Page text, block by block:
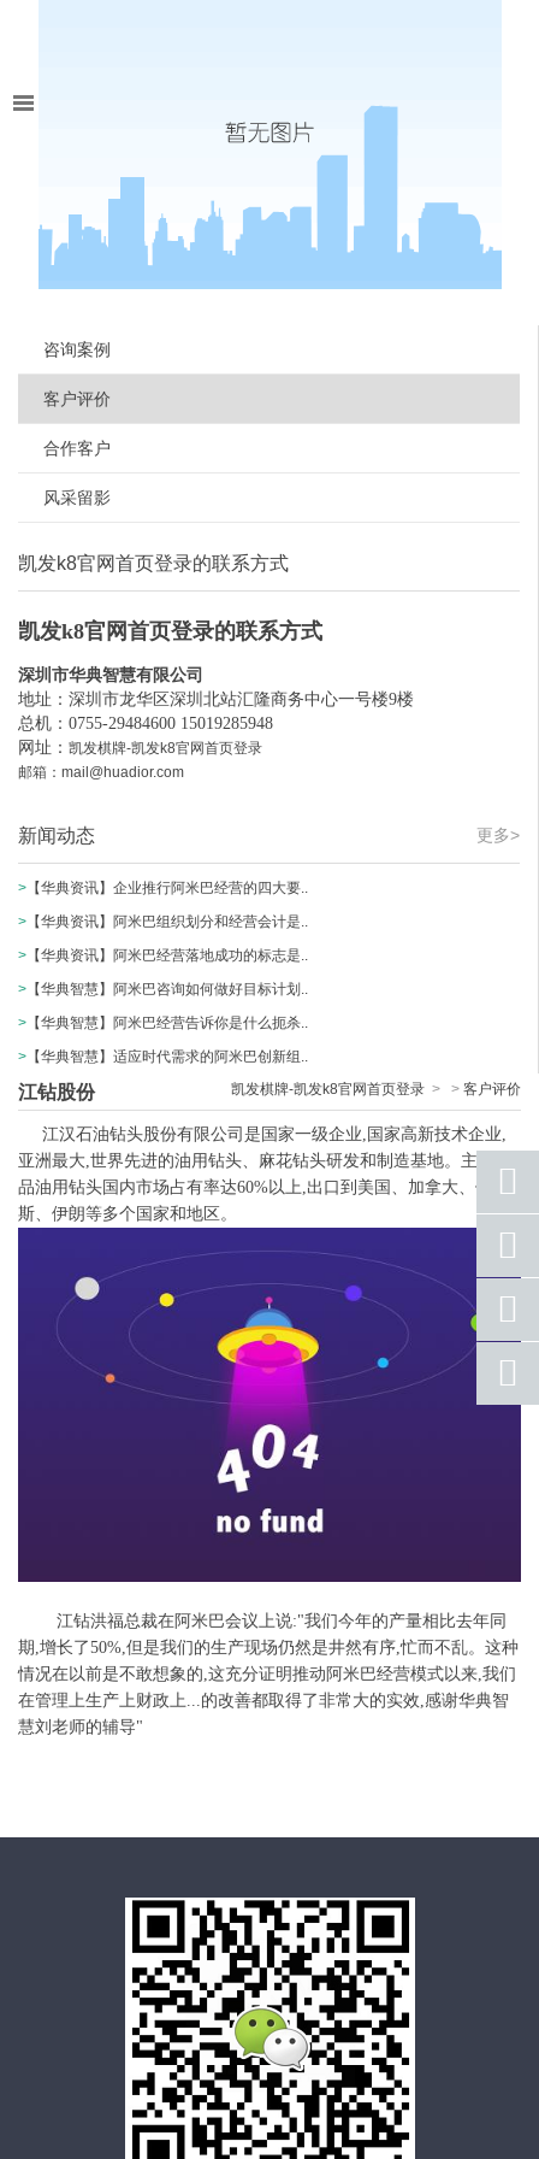
咨询案例
客户评价
合作客户
风采留影
凯发k8官网首页登录的联系方式
凯发k8官网首页登录的联系方式
深圳市华典智慧有限公司
地址：深圳市龙华区深圳北站汇隆商务中心一号楼9楼
总机：0755-29484600 15019285948
网址： 凯发棋牌-凯发k8官网首页登录
邮箱： mail@huadior.com
更多>
新闻动态
> 【华典资讯】企业推行阿米巴经营的四大要..
> 【华典资讯】阿米巴组织划分和经营会计是..
> 【华典资讯】阿米巴经营落地成功的标志是..
> 【华典智慧】阿米巴咨询如何做好目标计划..
> 【华典智慧】阿米巴经营告诉你是什么扼杀..
> 【华典智慧】适应时代需求的阿米巴创新组..
江钻股份 凯发棋牌-凯发k8官网首页登录 > > 客户评价
江汉石油钻头股份有限公司是国家一级企业,国家高新技术企业,
亚洲最大,世界先进的油用钻头、麻花钻头研发和制造基地。主营产
品油用钻头国内市场占有率达60%以上,出口到美国、加拿大、俄罗
斯、伊朗等多个国家和地区。
江钻洪福总裁在阿米巴会议上说:"我们今年的产量相比去年同
期,增长了50%,但是我们的生产现场仍然是井然有序,忙而不乱。这种
情况在以前是不敢想象的,这充分证明推动阿米巴经营模式以来,我们
在管理上生产上财政上...的改善都取得了非常大的实效,感谢华典智
慧刘老师的辅导"
座机
号码
手机
号码
qq
联系